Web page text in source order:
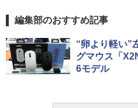
編集部のおすすめ記事
“卵より軽い”
グマウス「
6モデル